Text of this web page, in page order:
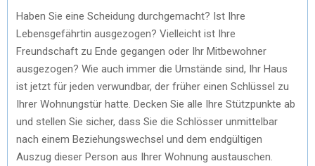
Haben Sie eine Scheidung durchgemacht? Ist Ihre
Lebensgefährtin ausgezogen? Vielleicht ist Ihre
Freundschaft zu Ende gegangen oder Ihr Mitbewohner
ausgezogen? Wie auch immer die Umstände sind, Ihr Haus
ist jetzt für jeden verwundbar, der früher einen Schlüssel zu
Ihrer Wohnungstür hatte. Decken Sie alle Ihre Stützpunkte ab
und stellen Sie sicher, dass Sie die Schlösser unmittelbar
nach einem Beziehungswechsel und dem endgültigen
Auszug dieser Person aus Ihrer Wohnung austauschen.